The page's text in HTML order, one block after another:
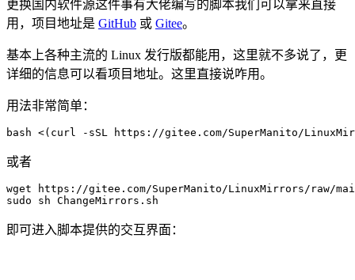
更换国内软件源这件事有大佬编写的脚本我们可以拿来直接
用，项目地址是 GitHub 或 Gitee。
基本上各种主流的 Linux 发行版都能用，这里就不多说了，更
详细的信息可以看项目地址。这里直接说咋用。
用法非常简单：
bash <(curl -sSL https://gitee.com/SuperManito/
或者
wget https://gitee.com/SuperManito/LinuxMirrors/raw/
sudo sh ChangeMirrors.sh
即可进入脚本提供的交互界面：